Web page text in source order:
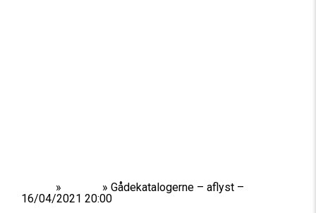
» » Gådekatalogerne – aflyst –
16/04/2021 20:00